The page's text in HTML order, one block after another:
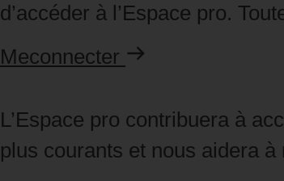
d’accéder à l’Espace pro.
Meconnecter
L’Espace pro contribuera à
plus courants et nous aidera